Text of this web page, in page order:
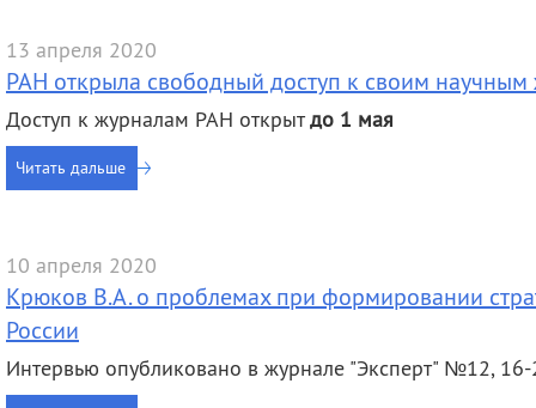
13 апреля 2020
РАН открыла свободный доступ к своим
Доступ к журналам РАН открытдо 1 мая
Читать дальше
10 апреля 2020
Крюков В.А. о проблемах при формировании
России
Интервью опубликовано в журнале "Эксперт" №12,